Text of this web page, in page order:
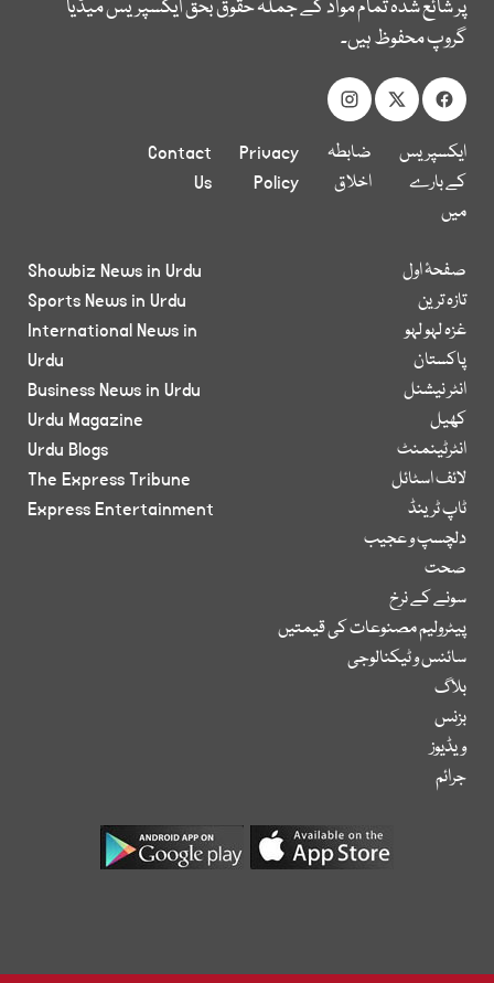
پر شائع شدہ تمام مواد کے جملہ حقوق بحق ایکسپریس میڈیا
گروپ محفوظ ہیں۔
ایکسپریس
کے بارے
میں
ضابطہ
اخلاق
Privacy
Policy
Contact
Us
صفحۂ اول
تازہ ترین
غزہ لہو لہو
پاکستان
انٹر نیشنل
کھیل
انٹرٹینمنٹ
لائف اسٹائل
ٹاپ ٹرینڈ
دلچسپ و عجیب
صحت
سونے کے نرخ
پیٹرولیم مصنوعات کی قیمتیں
سائنس و ٹیکنالوجی
بلاگ
بزنس
ویڈیوز
جرائم
Showbiz News in Urdu
Sports News in Urdu
International News in
Urdu
Business News in Urdu
Urdu Magazine
Urdu Blogs
The Express Tribune
Express Entertainment